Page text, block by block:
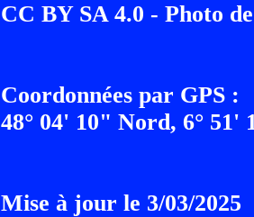
CC BY SA 4.0 - Photo
Coordonnées par GPS :
48° 04' 10" Nord, 6° 51'
Mise à jour le 3/03/2025